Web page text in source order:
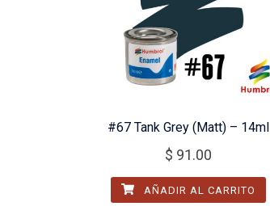
#67 Tank Grey (Matt) – 14ml
$ 91.00
AÑADIR AL CARRITO